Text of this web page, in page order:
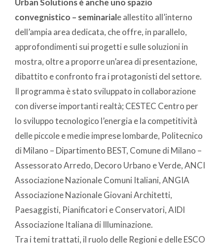
Urban Solutions è anche uno spazio
convegnistico – seminariale allestito all’interno
dell’ampia area dedicata, che offre, in parallelo,
approfondimenti sui progetti e sulle soluzioni in
mostra, oltre a proporre un’area di presentazione,
dibattito e confronto fra i protagonisti del settore.
Il programma è stato sviluppato in collaborazione
con diverse importanti realtà; CESTEC Centro per
lo sviluppo tecnologico l’energia e la competitività
delle piccole e medie imprese lombarde, Politecnico
di Milano – Dipartimento BEST, Comune di Milano –
Assessorato Arredo, Decoro Urbano e Verde, ANCI
Associazione Nazionale Comuni Italiani, ANGIA
Associazione Nazionale Giovani Architetti,
Paesaggisti, Pianificatori e Conservatori, AIDI
Associazione Italiana di Illuminazione.
Tra i temi trattati, il ruolo delle Regioni e delle ESCO